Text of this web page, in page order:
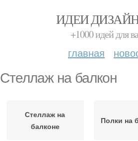
ИДЕИ
+1000 идей для
главная
Стеллаж на балкон
Стеллаж на
балконе
Полки на